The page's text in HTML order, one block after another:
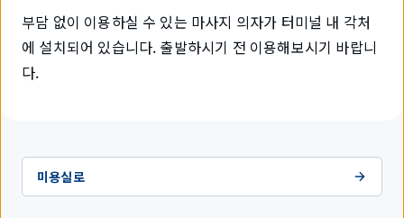
부담 없이 이용하실 수 있는 마사지 의자가 터미널 내 각처
에 설치되어 있습니다. 출발하시기 전 이용해보시기 바랍니
다.
미용실로